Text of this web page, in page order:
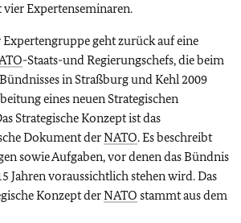
vier Expertenseminaren.
Expertengruppe geht zurück auf eine
-Staats-und Regierungschefs, die beim
in Straßburg und Kehl 2009
eines neuen Strategischen
Strategische Konzept ist das
Dokument derNATO. Es beschreibt
sowie Aufgaben, vor denen das Bündnis
Jahren voraussichtlich stehen wird. Das
Konzept derNATO stammt aus dem